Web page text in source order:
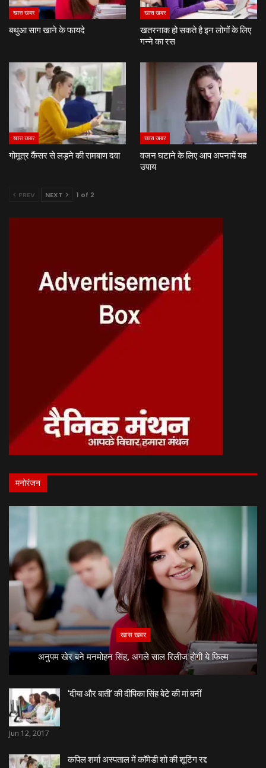
खास खबर
बथुआ साग खाने के फायदे
खास खबर
खतरनाक हो सकते है इन लोगों के लिए
गन्ने का रस
खास खबर
गोमूत्र कैंसर से लड़ने की रामबाण दवा
खास खबर
वजन घटाने के लिए आप अपनायें यह
उपाय
PREV NEXT 1 of 2
मनोरंजन
खास खबर
अनुपम खेर बने मनमोहन सिंह, अगले साल रिलीज होगी ये फिल्म
‘दीया और बाती’ की दीपिका सिंह बेटे की मां बनीं
Jun 12, 2017
कपिल शर्मा अस्पताल में काॅमेडी शो की शूटिंग रद्द